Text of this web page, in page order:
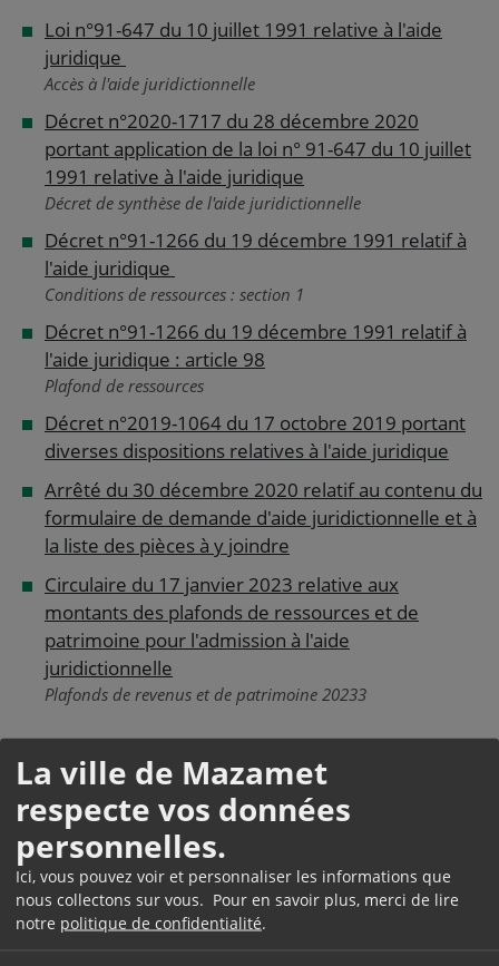
La ville de Mazamet
respecte vos données
personnelles.
Ici, vous pouvez voir et personnaliser les informations que
nous collectons sur vous. Pour en savoir plus, merci de lire
notre politique de confidentialité.
Loi n°91-647 du 10 juillet 1991 relative à l'aide
juridique
Accès à l'aide juridictionnelle
Décret n°2020-1717 du 28 décembre 2020
portant application de la loi n° 91-647 du 10 juillet
1991 relative à l'aide juridique
Décret de synthèse de l'aide juridictionnelle
Décret n°91-1266 du 19 décembre 1991 relatif à
l'aide juridique
Conditions de ressources : section 1
Décret n°91-1266 du 19 décembre 1991 relatif à
l'aide juridique : article 98
Plafond de ressources
Décret n°2019-1064 du 17 octobre 2019 portant
diverses dispositions relatives à l'aide juridique
Arrêté du 30 décembre 2020 relatif au contenu du
formulaire de demande d'aide juridictionnelle et à
la liste des pièces à y joindre
Circulaire du 17 janvier 2023 relative aux
montants des plafonds de ressources et de
patrimoine pour l'admission à l'aide
juridictionnelle
Plafonds de revenus et de patrimoine 20233
Services en ligne et
formulaires
Calculer ses droits à l'aide juridictionnelle
Téléservice